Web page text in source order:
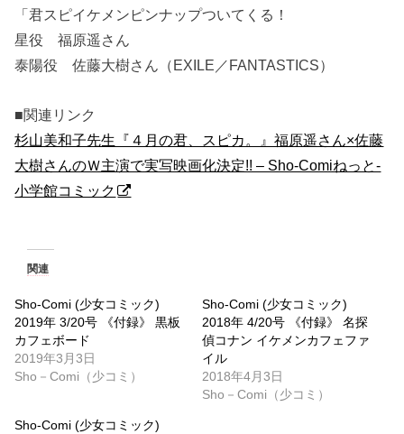
「君スピイケメンピンナップついてくる！
星役 福原遥さん
泰陽役 佐藤大樹さん（EXILE／FANTASTICS）
■関連リンク
杉山美和子先生『４月の君、スピカ。』福原遥さん×佐藤
大樹さんのＷ主演で実写映画化決定!! – Sho-Comiねっと-
小学館コミック
関連
Sho-Comi (少女コミック)
2019年 3/20号 《付録》 黒板
カフェボード
2019年3月3日
Sho－Comi（少コミ）
Sho-Comi (少女コミック)
2018年 4/20号 《付録》 名探
偵コナン イケメンカフェファ
イル
2018年4月3日
Sho－Comi（少コミ）
Sho-Comi (少女コミック)